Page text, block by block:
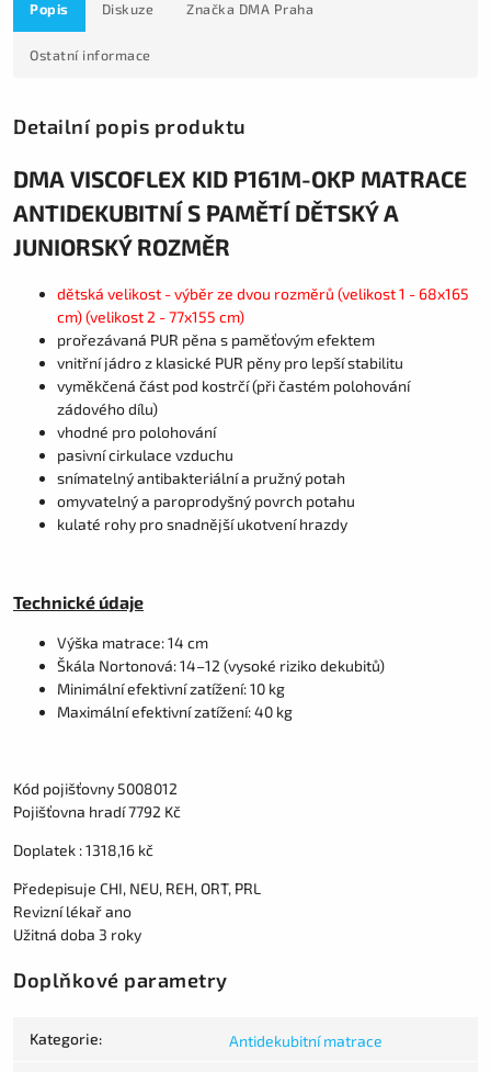
Popis Diskuze Značka DMA Praha
Ostatní informace
Detailní popis produktu
DMA VISCOFLEX KID P161M-OKP MATRACE
ANTIDEKUBITNÍ S PAMĚTÍ DĚTSKÝ A
JUNIORSKÝ ROZMĚR
dětská velikost - výběr ze dvou rozměrů (velikost 1 - 68x165
cm) (velikost 2 - 77x155 cm)
prořezávaná PUR pěna s paměťovým efektem
vnitřní jádro z klasické PUR pěny pro lepší stabilitu
vyměkčená část pod kostrčí (při častém polohování
zádového dílu)
vhodné pro polohování
pasivní cirkulace vzduchu
snímatelný antibakteriální a pružný potah
omyvatelný a paroprodyšný povrch potahu
kulaté rohy pro snadnější ukotvení hrazdy
Technické údaje
Výška matrace: 14 cm
Škála Nortonová: 14–12 (vysoké riziko dekubitů)
Minimální efektivní zatížení: 10 kg
Maximální efektivní zatížení: 40 kg
Kód pojišťovny 5008012
Pojišťovna hradí 7792 Kč
Doplatek : 1318,16 kč
Předepisuje CHI, NEU, REH, ORT, PRL
Revizní lékař ano
Užitná doba 3 roky
Doplňkové parametry
Kategorie: Antidekubitní matrace